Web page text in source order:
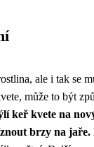
ale i tak se
může to být
keř kvete na
brzy na jaře.